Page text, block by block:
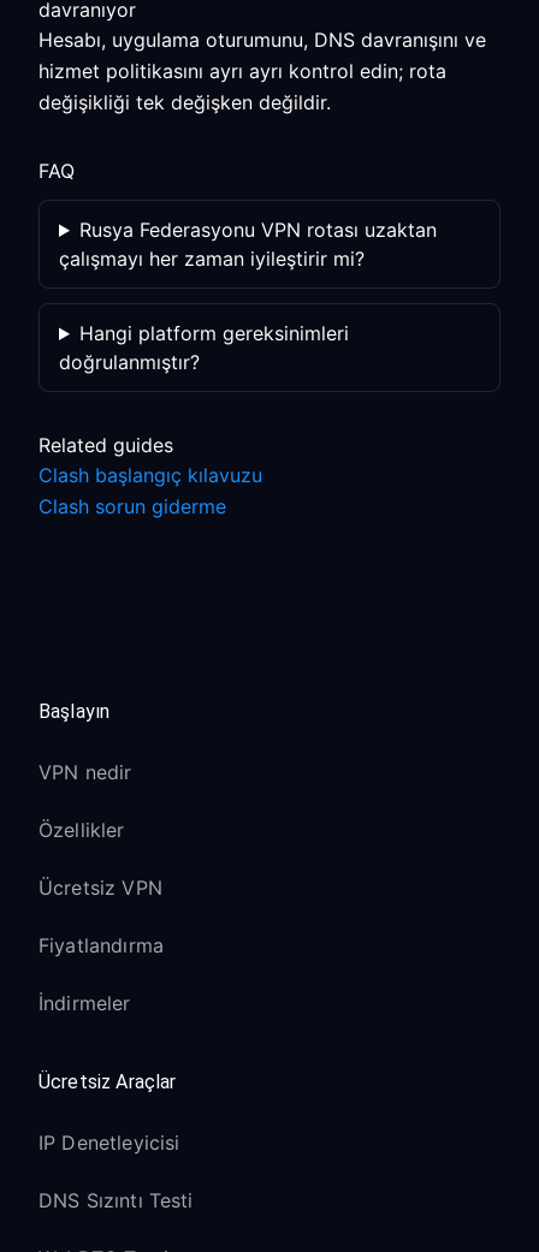
davranıyor
Hesabı, uygulama oturumunu, DNS davranışını ve
hizmet politikasını ayrı ayrı kontrol edin; rota
değişikliği tek değişken değildir.
FAQ
Rusya Federasyonu VPN rotası uzaktan
çalışmayı her zaman iyileştirir mi?
Hangi platform gereksinimleri
doğrulanmıştır?
Related guides
Clash başlangıç kılavuzu
Clash sorun giderme
Başlayın
VPN nedir
Özellikler
Ücretsiz VPN
Fiyatlandırma
İndirmeler
Ücretsiz Araçlar
IP Denetleyicisi
DNS Sızıntı Testi